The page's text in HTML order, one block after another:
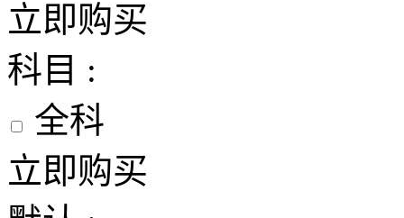
立即购买
科目 :
全科
立即购买